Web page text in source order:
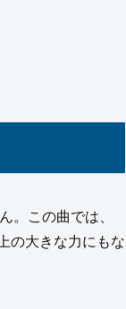
。この曲では、
の大きな力にもな